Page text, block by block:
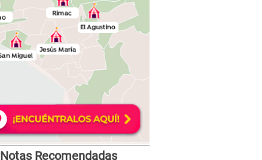
Notas Recomendadas